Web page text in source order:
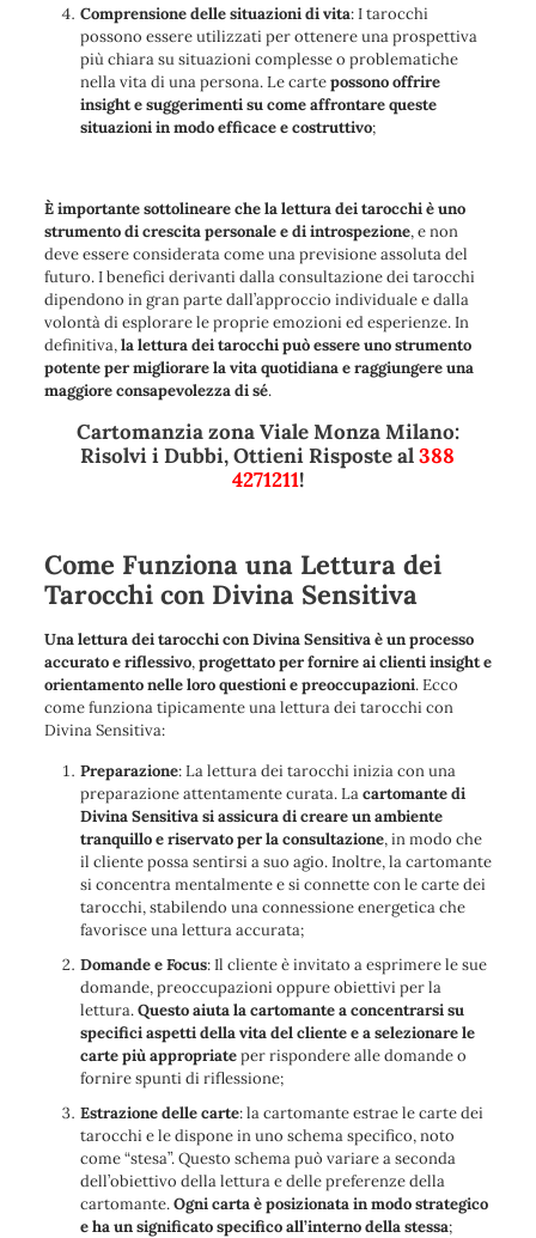
Comprensione delle situazioni di vita: I tarocchi
possono essere utilizzati per ottenere una prospettiva
più chiara su situazioni complesse o problematiche
nella vita di una persona. Le cartepossono offrire
insight e suggerimenti su come affrontare queste
situazioni in modo efficace e costruttivo;
È importante sottolineare che la lettura dei tarocchi è uno
strumento di crescita personale e di introspezione, e non
deve essere considerata come una previsione assoluta del
futuro. I benefici derivanti dalla consultazione dei tarocchi
dipendono in gran parte dall’approccio individuale e dalla
volontà di esplorare le proprie emozioni ed esperienze. In
definitiva,la lettura dei tarocchi può essere uno strumento
potente per migliorare la vita quotidiana e raggiungere una
maggiore consapevolezza di sé.
Cartomanzia zona Viale Monza Milano:
Risolvi i Dubbi, Ottieni Risposte al388
4271211!
Come Funziona una Lettura dei
Tarocchi con Divina Sensitiva
Una lettura dei tarocchi con Divina Sensitiva è un processo
accurato e riflessivo,progettato per fornire ai clienti insight e
orientamento nelle loro questioni e preoccupazioni. Ecco
come funziona tipicamente una lettura dei tarocchi con
Divina Sensitiva:
Preparazione: La lettura dei tarocchi inizia con una
preparazione attentamente curata. Lacartomante di
Divina Sensitiva si assicura di creare un ambiente
tranquillo e riservato per la consultazione, in modo che
il cliente possa sentirsi a suo agio. Inoltre, la cartomante
si concentra mentalmente e si connette con le carte dei
tarocchi, stabilendo una connessione energetica che
favorisce una lettura accurata;
Domande e Focus: Il cliente è invitato a esprimere le sue
domande, preoccupazioni oppure obiettivi per la
lettura.Questo aiuta la cartomante a concentrarsi su
specifici aspetti della vita del cliente e a selezionare le
carte più appropriateper rispondere alle domande o
fornire spunti di riflessione;
Estrazione delle carte: la cartomante estrae le carte dei
tarocchi e le dispone in uno schema specifico, noto
come “stesa”. Questo schema può variare a seconda
dell’obiettivo della lettura e delle preferenze della
cartomante.Ogni carta è posizionata in modo strategico
e ha un significato specifico all’interno della stessa;